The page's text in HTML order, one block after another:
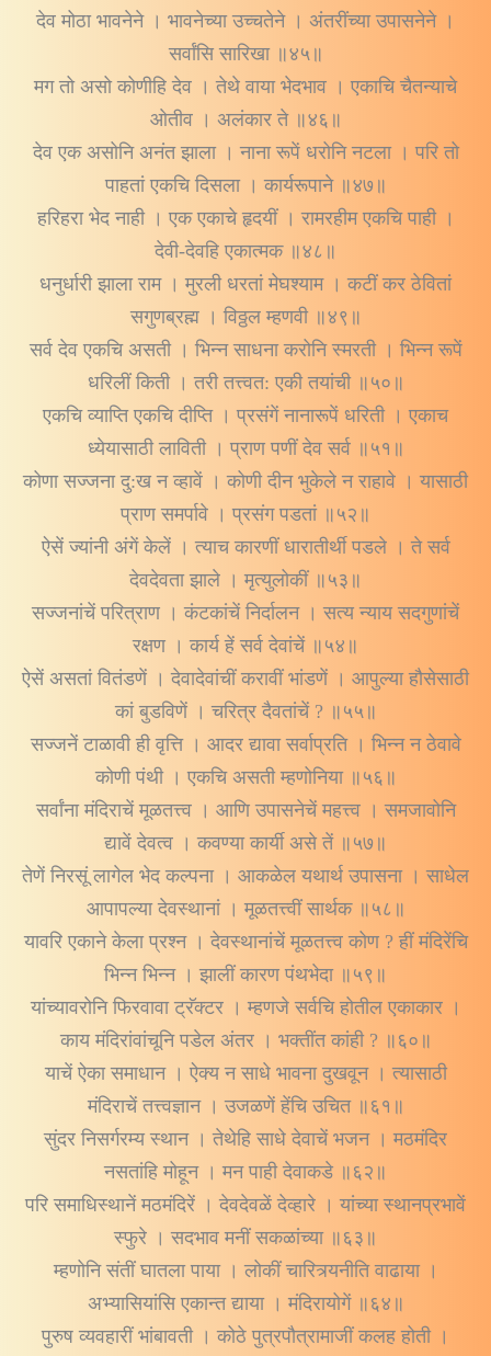
देव मोठा भावनेने । भावनेच्या उच्चतेने । अंतरींच्या उपासनेने ।
सर्वांसि सारिखा ॥४५॥
मग तो असो कोणीहि देव । तेथे वाया भेदभाव । एकाचि चैतन्याचे
ओतीव । अलंकार ते ॥४६॥
देव एक असोनि अनंत झाला । नाना रूपें धरोनि नटला । परि तो
पाहतां एकचि दिसला । कार्यरूपाने ॥४७॥
हरिहरा भेद नाही । एक एकाचे हृदयीं । रामरहीम एकचि पाही ।
देवी-देवहि एकात्मक ॥४८॥
धनुर्धारी झाला राम । मुरली धरतां मेघश्याम । कटीं कर ठेवितां
सगुणब्रह्म । विठ्ठल म्हणवी ॥४९॥
सर्व देव एकचि असती । भिन्न साधना करोनि स्मरती । भिन्न रूपें
धरिलीं किती । तरी तत्त्वत: एकी तयांची ॥५०॥
एकचि व्याप्ति एकचि दीप्ति । प्रसंगें नानारूपें धरिती । एकाच
ध्येयासाठी लाविती । प्राण पणीं देव सर्व ॥५१॥
कोणा सज्जना दु:ख न व्हावें । कोणी दीन भुकेले न राहावे । यासाठी
प्राण समर्पावे । प्रसंग पडतां ॥५२॥
ऐसें ज्यांनी अंगें केलें । त्याच कारणीं धारातीर्थी पडले । ते सर्व
देवदेवता झाले । मृत्युलोकीं ॥५३॥
सज्जनांचें परित्राण । कंटकांचें निर्दालन । सत्य न्याय सदगुणांचें
रक्षण । कार्य हें सर्व देवांचें ॥५४॥
ऐसें असतां वितंडणें । देवादेवांचीं करावीं भांडणें । आपुल्या हौसेसाठी
कां बुडविणें । चरित्र दैवतांचें ? ॥५५॥
सज्जनें टाळावी ही वृत्ति । आदर द्यावा सर्वाप्रति । भिन्न न ठेवावे
कोणी पंथी । एकचि असती म्हणोनिया ॥५६॥
सर्वांना मंदिराचें मूळतत्त्व । आणि उपासनेचें महत्त्व । समजावोनि
द्यावें देवत्व । कवण्या कार्यी असे तें ॥५७॥
तेणें निरसूं लागेल भेद कल्पना । आकळेल यथार्थ उपासना । साधेल
आपापल्या देवस्थानां । मूळतत्त्वीं सार्थक ॥५८॥
यावरि एकाने केला प्रश्न । देवस्थानांचें मूळतत्त्व कोण ? हीं मंदिरेंचि
भिन्न भिन्न । झालीं कारण पंथभेदा ॥५९॥
यांच्यावरोनि फिरवावा ट्रॅक्टर । म्हणजे सर्वचि होतील एकाकार ।
काय मंदिरांवांचूनि पडेल अंतर । भक्तींत कांही ? ॥६०॥
याचें ऐका समाधान । ऐक्य न साधे भावना दुखवून । त्यासाठी
मंदिराचें तत्त्वज्ञान । उजळणें हेंचि उचित ॥६१॥
सुंदर निसर्गरम्य स्थान । तेथेहि साधे देवाचें भजन । मठमंदिर
नसतांहि मोहून । मन पाही देवाकडे ॥६२॥
परि समाधिस्थानें मठमंदिरें । देवदेवळें देव्हारे । यांच्या स्थानप्रभावें
स्फुरे । सदभाव मनीं सकळांच्या ॥६३॥
म्हणोनि संतीं घातला पाया । लोकीं चारित्र्यनीति वाढाया ।
अभ्यासियांसि एकान्त द्याया । मंदिरायोगें ॥६४॥
पुरुष व्यवहारीं भांबावती । कोठे पुत्रपौत्रामाजीं कलह होती ।